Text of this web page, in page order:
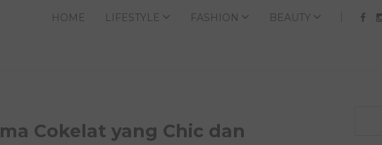
HOME LIFESTYLE FASHION BEAUTY
Cokelat yang Chic dan